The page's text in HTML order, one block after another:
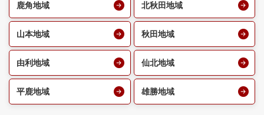
鹿角地域 北秋田地域
山本地域 秋田地域
由利地域 仙北地域
平鹿地域 雄勝地域